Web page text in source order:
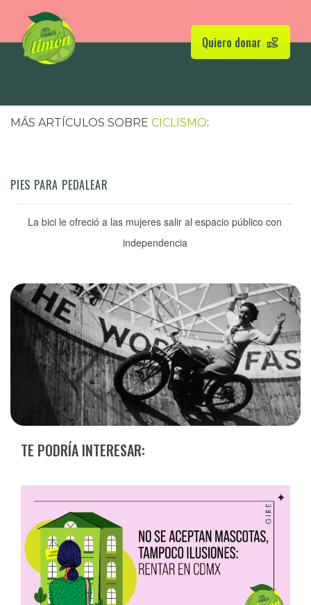
Quiero donar
MÁS ARTÍCULOS SOBRE CICLISMO:
PIES PARA PEDALEAR
La bici le ofreció a las mujeres salir al espacio público con
independencia
TE PODRÍA INTERESAR: